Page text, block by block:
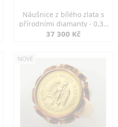
Náušnice z bílého zlata s
přírodními diamanty - 0,30
ct
37 300 Kč
NOVÉ